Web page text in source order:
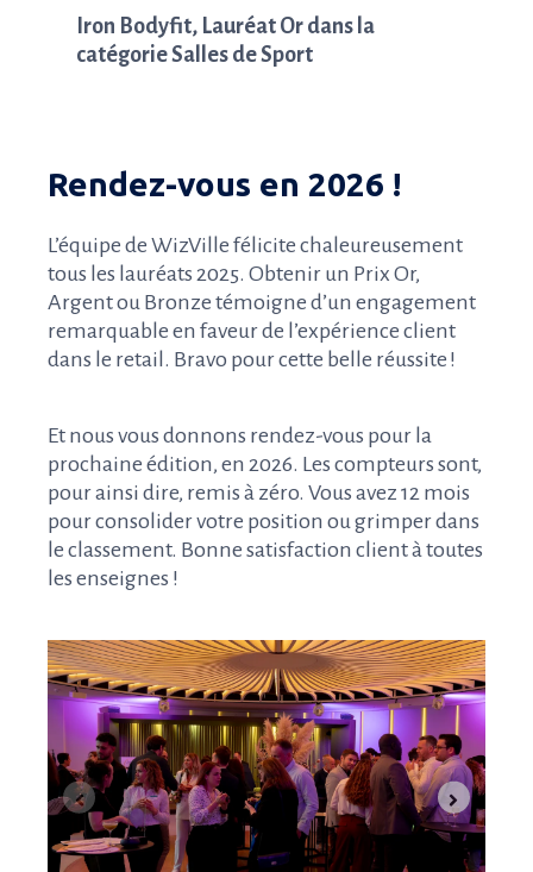
Iron Bodyfit, Lauréat Or dans la
catégorie Salles de Sport
Rendez-vous en 2026 !
L’équipe de WizVille félicite chaleureusement
tous les lauréats 2025. Obtenir un Prix Or,
Argent ou Bronze témoigne d’un engagement
remarquable en faveur de l’expérience client
dans le retail. Bravo pour cette belle réussite !
Et nous vous donnons rendez-vous pour la
prochaine édition, en 2026. Les compteurs sont,
pour ainsi dire, remis à zéro. Vous avez 12 mois
pour consolider votre position ou grimper dans
le classement. Bonne satisfaction client à toutes
les enseignes !